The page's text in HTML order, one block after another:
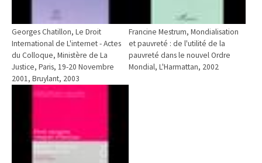
Georges Chatillon, Le Droit
International de L'internet - Actes
du Colloque, Ministère de La
Justice, Paris, 19-20 Novembre
2001, Bruylant, 2003
Francine Mestrum, Mondialisation
et pauvreté : de l'utilité de la
pauvreté dans le nouvel Ordre
Mondial, L'Harmattan, 2002